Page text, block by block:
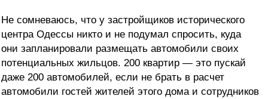
Не сомневаюсь, что у застройщиков исторического
центра Одессы никто и не подумал спросить, куда
они запланировали размещать автомобили своих
потенциальных жильцов. 200 квартир — это пускай
даже 200 автомобилей, если не брать в расчет
автомобили гостей жителей этого дома и сотрудников